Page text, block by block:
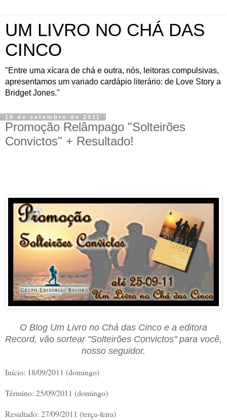
UM LIVRO NO CHÁ DAS
CINCO
"Entre uma xícara de chá e outra, nós, leitoras compulsivas,
apresentamos um variado cardápio literário: de Love Story a
Bridget Jones."
18 de setembro de 2011
Promoção Relâmpago "Solteirões
Convictos" + Resultado!
O Blog Um Livro no Chá das Cinco e a editora
Record, vão sortear "Solteirões Convictos" para você,
nosso seguidor.
Início: 18/09/2011 (domingo)
Término: 25/09/2011 (domingo)
Resultado: 27/09/2011 (terça-feira)